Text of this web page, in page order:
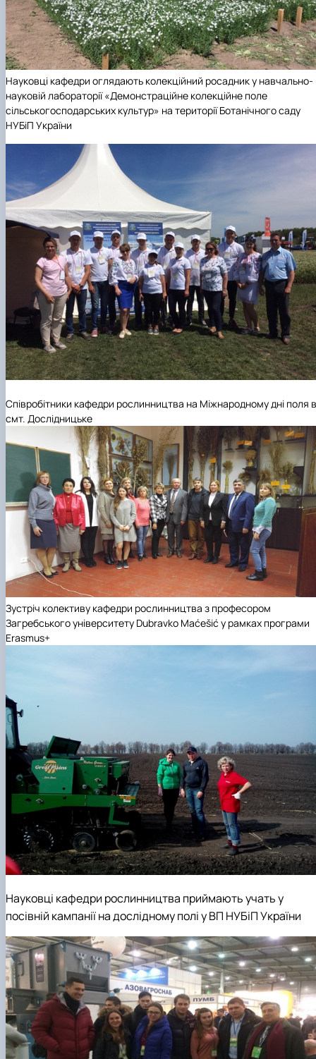
Підручники, навчальні посібники та
рекомендації для ОС "Бакалавр"
Наукові публікації студентів
Меморандуми, договори про співпрацю
Науковці кафедри оглядають колекційний росадник у навчально-
науковій лабораторії «Демонстраційне колекційне поле
сільськогосподарських культур» на території Ботанічного саду
НУБіП України
Співробітники кафедри рослинництва на Міжнародному дні поля в
смт. Дослідницьке
Зустріч колективу кафедри рослинництва з професором
Загребського університету Dubravko Maćešić у рамках програми
Erasmus+
Науковці кафедри рослинництва приймають учать у
посівній кампанії на дослідному полі у ВП НУБіП України